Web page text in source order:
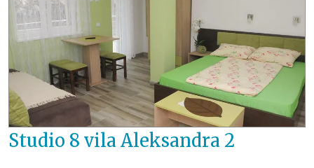
Studio 8 vila Aleksandra 2